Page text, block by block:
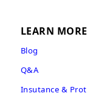
LEARN MORE
Blog
Q&A
Insutance &